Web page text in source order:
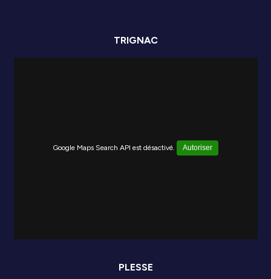
TRIGNAC
Google Maps Search API est désactivé. Autoriser
PLESSE